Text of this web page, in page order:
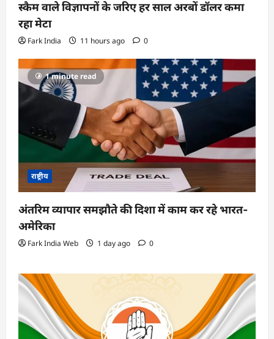
स्कैम वाले विज्ञापनों के जरिए हर साल अरबों डॉलर कमा
रहा मेटा
Fark India 11 hours ago 0
1 minute read
राष्ट्रीय
अंतरिम व्यापार समझौते की दिशा में काम कर रहे भारत-
अमेरिका
Fark India Web 1 day ago 0